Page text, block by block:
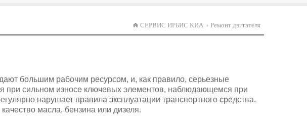
СЕРВИС ИРБИС КИА Ремонт двигателя
большим рабочим ресурсом, и, как правило, серьезные
при сильном износе ключевых элементов, наблюдающемся при
нарушает правила эксплуатации транспортного средства.
масла, бензина или дизеля.